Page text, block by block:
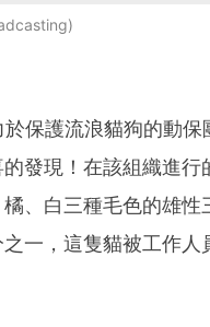
保護流浪貓狗的動保
發現！在該組織進
、白三種毛色的雄性
一，這隻貓被工作人